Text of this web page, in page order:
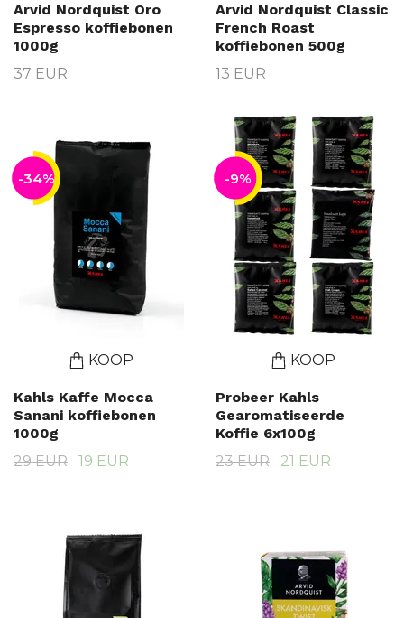
Arvid Nordquist Oro
Espresso koffiebonen
1000g
37 EUR
Arvid Nordquist Classic
French Roast
koffiebonen 500g
13 EUR
-34%
KOOP
Kahls Kaffe Mocca
Sanani koffiebonen
1000g
29 EUR
19 EUR
-9%
KOOP
Probeer Kahls
Gearomatiseerde
Koffie 6x100g
23 EUR
21 EUR